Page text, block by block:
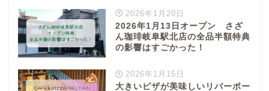
2026年1月20日
2026年1月13日オープン さざ
ん珈琲岐阜駅北店の全品半額特典
の影響はすごかった！
2026年1月15日
大きいピザが美味しいリバーポー